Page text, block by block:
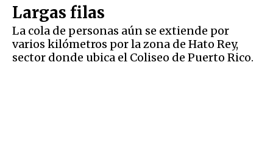
Largas filas
La cola de personas aún se extiende por
varios kilómetros por la zona de Hato Rey,
sector donde ubica el Coliseo de Puerto Rico.